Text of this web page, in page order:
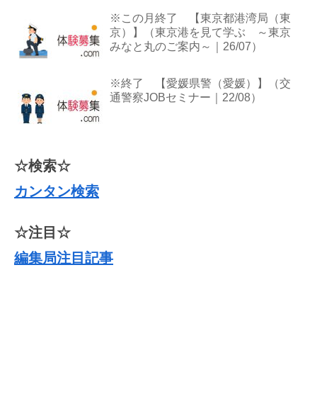
※この月終了 【東京都港湾局（東
京）】（東京港を見て学ぶ ～東京
みなと丸のご案内～｜26/07）
※終了 【愛媛県警（愛媛）】（交
通警察JOBセミナー｜22/08）
☆検索☆
カンタン検索
☆注目☆
編集局注目記事